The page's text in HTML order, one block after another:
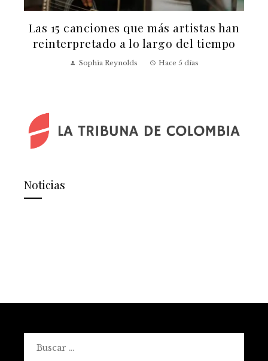
Las 15 canciones que más artistas han
reinterpretado a lo largo del tiempo
Sophia Reynolds Hace 5 días
Noticias